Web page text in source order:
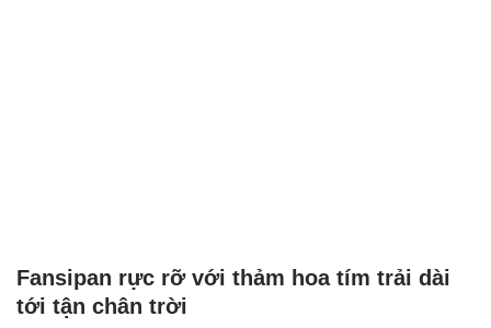
Fansipan rực rỡ với thảm hoa tím trải dài
tới tận chân trời